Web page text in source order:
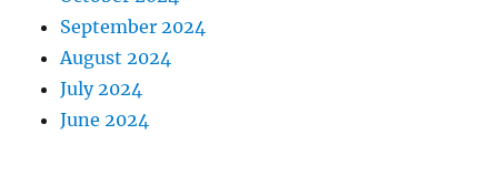
September 2024
August 2024
July 2024
June 2024